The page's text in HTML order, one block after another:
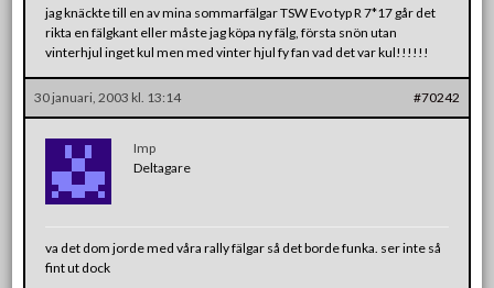
jag knäckte till en av mina sommarfälgar TSW Evo typ R 7*17 går det
rikta en fälgkant eller måste jag köpa ny fälg, första snön utan
vinterhjul inget kul men med vinter hjul fy fan vad det var kul!!!!!!
30 januari, 2003 kl. 13:14 #70242
Imp
Deltagare
va det dom jorde med våra rally fälgar så det borde funka. ser inte så
fint ut dock